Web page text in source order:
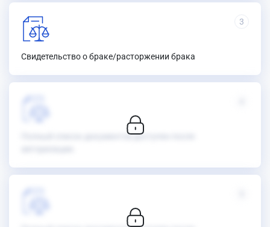
3
Свидетельство о браке/расторжении брака
Полный список документов доступен после